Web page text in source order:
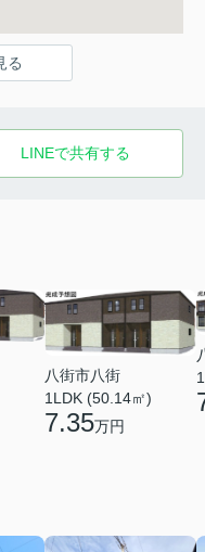
る
LINEで共有する
八街市八街
1LDK (50.14㎡)
7.35万円